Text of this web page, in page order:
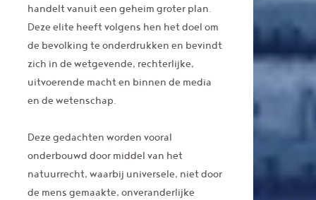
handelt vanuit een geheim groter plan.
Deze elite heeft volgens hen het doel om
de bevolking te onderdrukken en bevindt
zich in de wetgevende, rechterlijke,
uitvoerende macht en binnen de media
en de wetenschap.
Deze gedachten worden vooral
onderbouwd door middel van het
natuurrecht, waarbij universele, niet door
de mens gemaakte, onveranderlijke